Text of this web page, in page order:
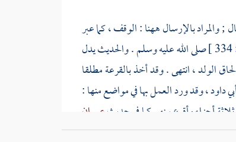
; والمراد بالإرسال ههنا : الوقف ، كما عبر
صلى الله عليه وسلم . والحديث يدل
الولد ، انتهى . وقد أخذ بالقرعة مطلقا
داود، وقد ورد العمل بها في مواضع منها :
أجزاء وأقرع بينهم كما في حديثعمران